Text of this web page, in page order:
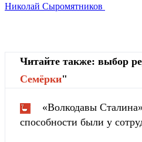
Николай Сыромятников
Читайте также: выбор
Cемёрки"
«Волкодавы
способности были у